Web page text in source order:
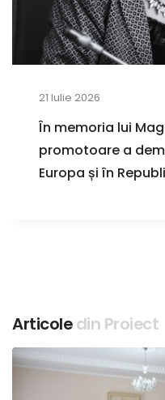
21 Iulie 2026
În memoria lui
promotoare a
Europa și în
Articoledin Proiect